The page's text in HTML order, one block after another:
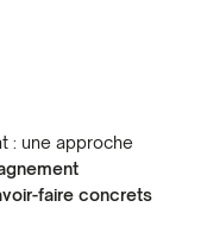
: une approche
faire concrets